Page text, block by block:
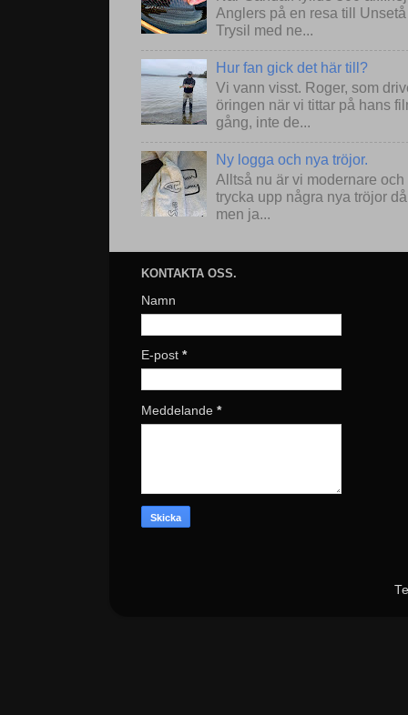
Anglers på en resa till
Trysil med ne...
Hur fan gick det här till?
Vi vann visst. Roger, som
öringen när vi tittar på hans
gång, inte de...
Ny logga och nya tröjor.
Alltså nu är vi modernare
trycka upp några nya tröjor
men ja...
KONTAKTA OSS.
Namn
E-post *
Meddelande *